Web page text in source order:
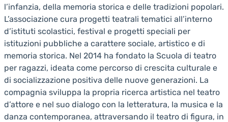
l’infanzia, della memoria storica e delle tradizioni popolari.
L’associazione cura progetti teatrali tematici all’interno
d’istituti scolastici, festival e progetti speciali per
istituzioni pubbliche a carattere sociale, artistico e di
memoria storica. Nel 2014 ha fondato la Scuola di teatro
per ragazzi, ideata come percorso di crescita culturale e
di socializzazione positiva delle nuove generazioni. La
compagnia sviluppa la propria ricerca artistica nel teatro
d’attore e nel suo dialogo con la letteratura, la musica e la
danza contemporanea, attraversando il teatro di figura, in